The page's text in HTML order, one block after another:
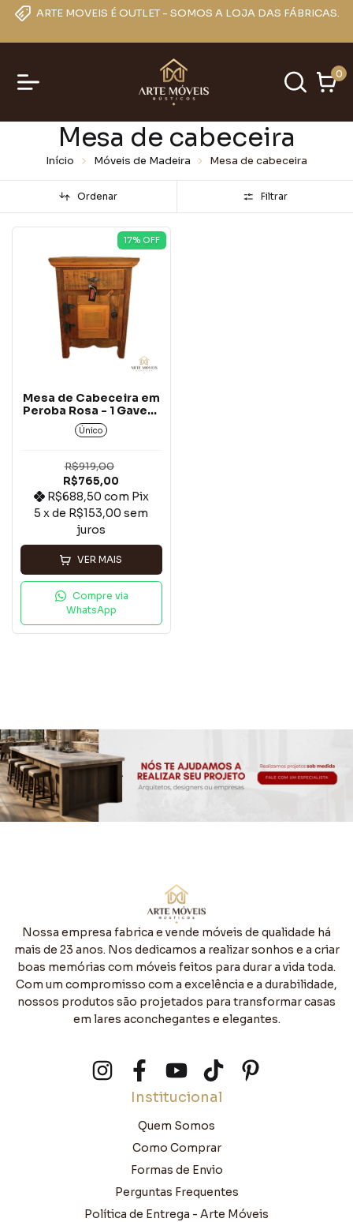
ARTE MOVEIS É OUTLET - SOMOS A LOJA DAS FÁBRICAS.
0
Mesa de cabeceira
Início Móveis de Madeira Mesa de cabeceira
Ordenar Filtrar
17% OFF
Mesa de Cabeceira em
Peroba Rosa - 1 Gaveta
e 1 Porta .
Único
R$919,00
R$765,00
R$688,50 com Pix
5 x de R$153,00 sem
juros
VER MAIS
Compre via
WhatsApp
Nossa empresa fabrica e vende móveis de qualidade há
mais de 23 anos. Nos dedicamos a realizar sonhos e a criar
boas memórias com móveis feitos para durar a vida toda.
Com um compromisso com a excelência e a durabilidade,
nossos produtos são projetados para transformar casas
em lares aconchegantes e elegantes.
Institucional
Quem Somos
Como Comprar
Formas de Envio
Perguntas Frequentes
Política de Entrega - Arte Móveis